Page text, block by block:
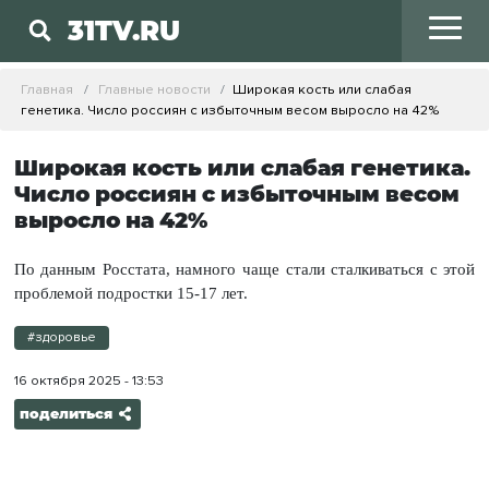
31TV.RU
Главная Главные новости
Широкая кость или слабая
генетика. Число россиян с избыточным весом выросло на 42%
Широкая кость или слабая генетика.
Число россиян с избыточным весом
выросло на 42%
По данным Росстата, намного чаще стали сталкиваться с этой
проблемой подростки 15-17 лет.
#здоровье
16 октября 2025 - 13:53
поделиться